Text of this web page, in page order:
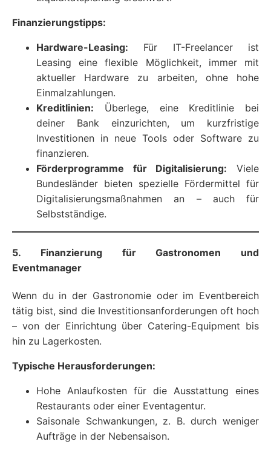
Finanzierungstipps:
Hardware-Leasing: Für IT-Freelancer ist
Leasing eine flexible Möglichkeit, immer mit
aktueller Hardware zu arbeiten, ohne hohe
Einmalzahlungen.
Kreditlinien: Überlege, eine Kreditlinie bei
deiner Bank einzurichten, um kurzfristige
Investitionen in neue Tools oder Software zu
finanzieren.
Förderprogramme für Digitalisierung: Viele
Bundesländer bieten spezielle Fördermittel für
Digitalisierungsmaßnahmen an – auch für
Selbstständige.
5. Finanzierung für Gastronomen und
Eventmanager
Wenn du in der Gastronomie oder im Eventbereich
tätig bist, sind die Investitionsanforderungen oft hoch
– von der Einrichtung über Catering-Equipment bis
hin zu Lagerkosten.
Typische Herausforderungen:
Hohe Anlaufkosten für die Ausstattung eines
Restaurants oder einer Eventagentur.
Saisonale Schwankungen, z. B. durch weniger
Aufträge in der Nebensaison.